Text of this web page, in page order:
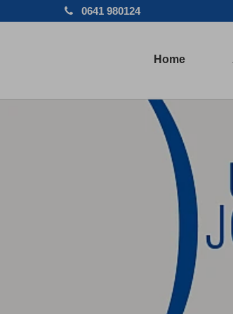
0641 980124
Home